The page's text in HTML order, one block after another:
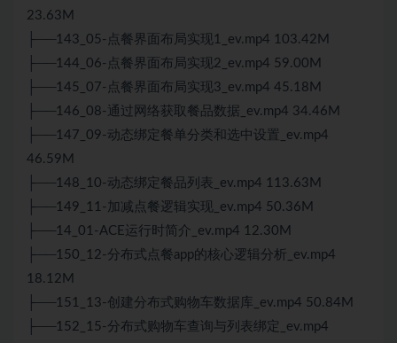
23.63M
├──143_05-点餐界面布局实现1_ev.mp4 103.42M
├──144_06-点餐界面布局实现2_ev.mp4 59.00M
├──145_07-点餐界面布局实现3_ev.mp4 45.18M
├──146_08-通过网络获取餐品数据_ev.mp4 34.46M
├──147_09-动态绑定餐单分类和选中设置_ev.mp4
46.59M
├──148_10-动态绑定餐品列表_ev.mp4 113.63M
├──149_11-加减点餐逻辑实现_ev.mp4 50.36M
├──14_01-ACE运行时简介_ev.mp4 12.30M
├──150_12-分布式点餐app的核心逻辑分析_ev.mp4
18.12M
├──151_13-创建分布式购物车数据库_ev.mp4 50.84M
├──152_15-分布式购物车查询与列表绑定_ev.mp4